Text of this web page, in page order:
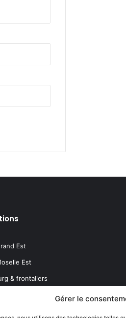
Gérer le
Est
Est
& frontaliers